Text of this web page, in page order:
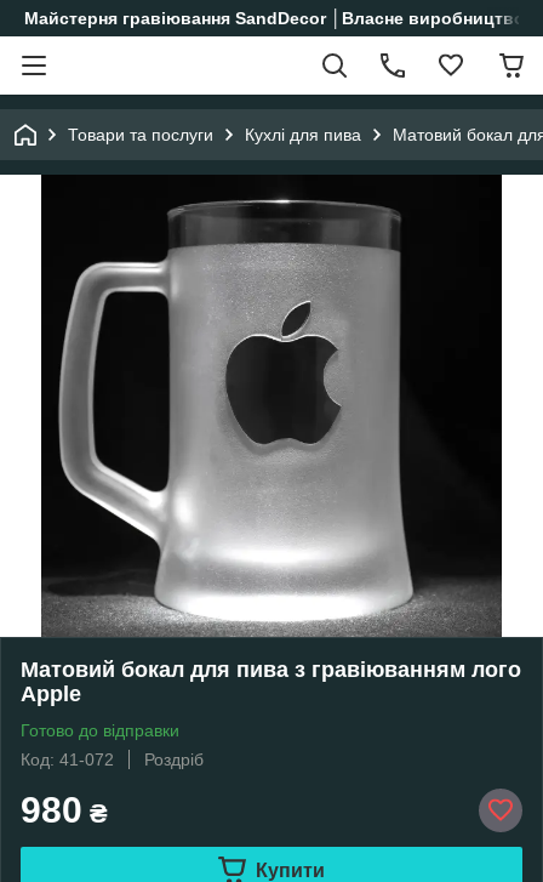
Майстерня гравіювання SandDecor │Власне виробництво│
Товари та послуги Кухлі для пива Матовий бокал
Матовий бокал для пива з гравіюванням лого
Apple
Готово до відправки
Код: 41-072
Роздріб
980 ₴
Купити